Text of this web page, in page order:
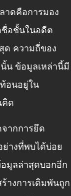
าดคือการมอง
ชื่อชั้นในอดีต
ด ความถี่ของ
น ข้อมูลเหล่านี้มี
อนอยู่ใน
คิด
ากการยึด
างที่พบได้บ่อย
มูลล่าสุดบอกอีก
างการเดิมพันถูก